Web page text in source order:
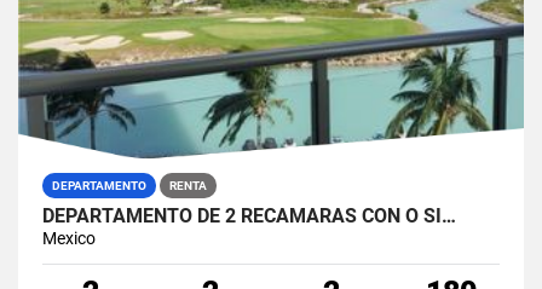
DEPARTAMENTO RENTA
DEPARTAMENTO DE 2 RECAMARAS CON O SI…
Mexico